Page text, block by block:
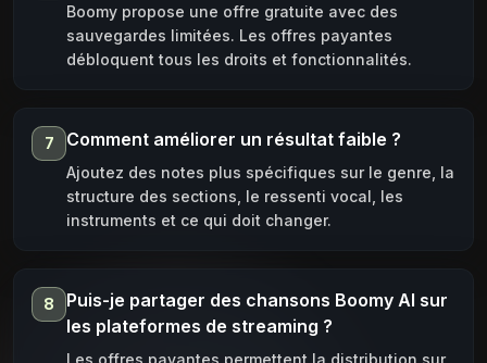
Boomy propose une offre gratuite avec des
sauvegardes limitées. Les offres payantes
débloquent tous les droits et fonctionnalités.
7 Comment améliorer un résultat faible ?
Ajoutez des notes plus spécifiques sur le genre, la
structure des sections, le ressenti vocal, les
instruments et ce qui doit changer.
8
Puis-je partager des chansons Boomy AI sur
les plateformes de streaming ?
Les offres payantes permettent la distribution sur